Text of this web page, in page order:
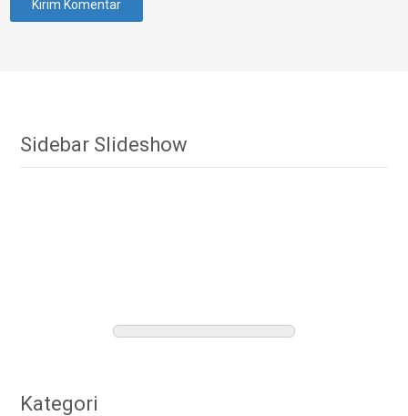
Sidebar Slideshow
Kategori